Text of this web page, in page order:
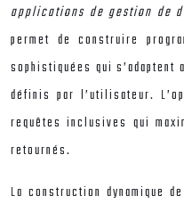
applications de gestion de
permet de construire
sophistiquées qui
définis par l’utilisateur.
requêtes inclusives qui
retournés.
La construction dynamique